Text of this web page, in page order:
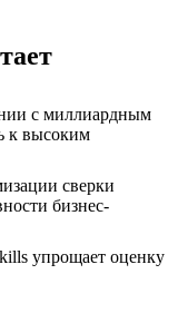
с миллиардным
к высоким
сверки
бизнес-
упрощает оценку